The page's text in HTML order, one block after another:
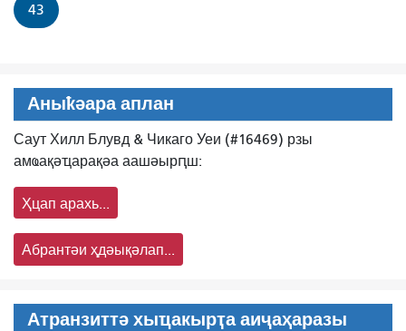
43
Аныҟәара аплан
Саут Хилл Блувд & Чикаго Уеи (#16469) рзы
амҩақәҵарақәа аашәырԥш:
Ҳцап арахь...
Абрантәи ҳдәықәлап...
Атранзиттә хыҵакырҭа аиҷаҳаразы